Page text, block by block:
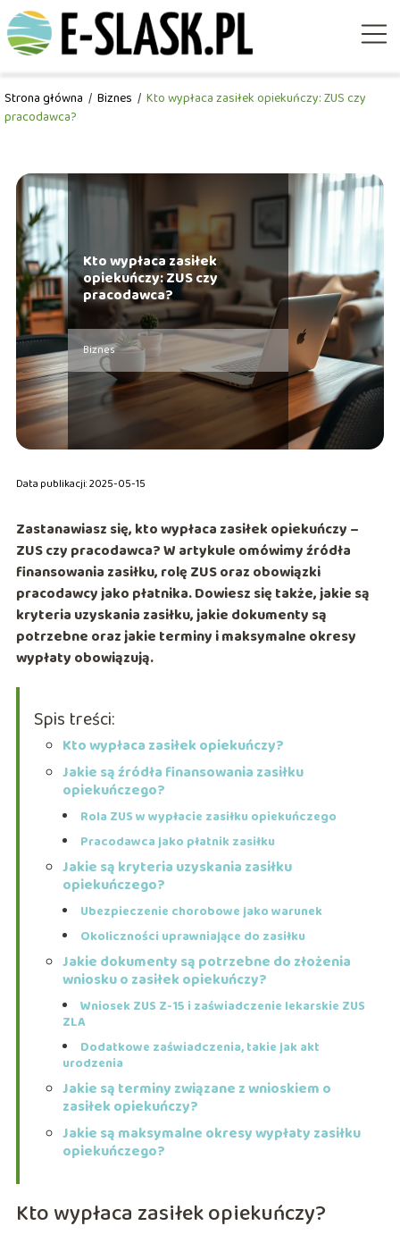
Strona główna / Biznes / Kto wypłaca zasiłek opiekuńczy: ZUS czy
pracodawca?
Kto wypłaca zasiłek
opiekuńczy: ZUS czy
pracodawca?
Biznes
Data publikacji: 2025-05-15
Zastanawiasz się, kto wypłaca zasiłek opiekuńczy –
ZUS czy pracodawca? W artykule omówimy źródła
finansowania zasiłku, rolę ZUS oraz obowiązki
pracodawcy jako płatnika. Dowiesz się także, jakie są
kryteria uzyskania zasiłku, jakie dokumenty są
potrzebne oraz jakie terminy i maksymalne okresy
wypłaty obowiązują.
Spis treści:
Kto wypłaca zasiłek opiekuńczy?
Jakie są źródła finansowania zasiłku
opiekuńczego?
Rola ZUS w wypłacie zasiłku opiekuńczego
Pracodawca jako płatnik zasiłku
Jakie są kryteria uzyskania zasiłku
opiekuńczego?
Ubezpieczenie chorobowe jako warunek
Okoliczności uprawniające do zasiłku
Jakie dokumenty są potrzebne do złożenia
wniosku o zasiłek opiekuńczy?
Wniosek ZUS Z-15 i zaświadczenie lekarskie ZUS
ZLA
Dodatkowe zaświadczenia, takie jak akt
urodzenia
Jakie są terminy związane z wnioskiem o
zasiłek opiekuńczy?
Jakie są maksymalne okresy wypłaty zasiłku
opiekuńczego?
Kto wypłaca zasiłek opiekuńczy?